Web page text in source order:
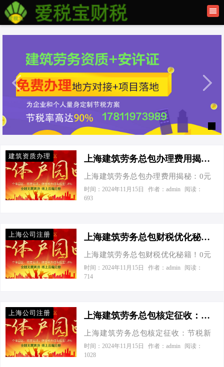
首页
联系我们
建筑资质办理
上海公司注册
建筑资质办理 上海建筑劳务总包办理费用揭秘：0元注册，轻松成老板！-上海建筑劳务总包办理费用
上海建筑劳务总包办理费用揭秘：0元
注册，轻松成老板！ 今天接到一个老
板电话，张口就问我：“听说在上海搞
乐了，这消息一出，建筑业的老板们
呢？咱们今天就来聊聊，这背后到底
是怎么一回事，还有那让人眼前一亮
不过，随着政策的不断优化，特别是
“个体工商户核定征收”政策的出台，建
筑业迎来了节税的春天。先来看看官
方数据怎么说：根据国家税务总局规
时间：2024年11月15日 作者：admin
阅读：
693
上海公司注册 上海建筑劳务总包财税优化秘籍！0元办资质，节税高达80%-上海建筑劳务总包财税优化
上海建筑劳务总包财税优化秘籍！0元
办资质，节税高达80% 今天接到一个
老板电话，张总的声音透过听筒，带
但税负重得像背了座山，听说你对这
着打趣道：“张总，您这是要给我出难
题呀！不过您算找对人了，咱们今天
时间：2024年11月15日 作者：admin
阅读：
714
上海公司注册 上海建筑劳务总包核定征收：节税新策略，助力企业轻装上阵！-上海建筑劳务总包核定征收
上海建筑劳务总包核定征收：节税新
策略，助力企业轻装上阵！ 今天接到
一个老板电话，一开口就抱怨：“这年
时间：2024年11月15日 作者：admin
阅读：
1028